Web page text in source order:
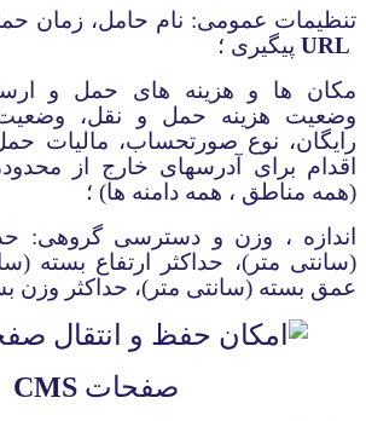
تنظیمات عمومی: نام حامل، زمان
URL پیگیری ؛
مکان ها و هزینه های حمل و
وضعیت هزینه حمل و نقل،
رایگان، نوع صورتحساب، مالیات
اقدام برای آدرسهای خارج از
(همه مناطق ، همه دامنه ها) ؛
اندازه ، وزن و دسترسی گروهی:
(سانتی متر)، حداکثر ارتفاع بسته
عمق بسته (سانتی متر)، حداکثر وزن
صفحات CMS